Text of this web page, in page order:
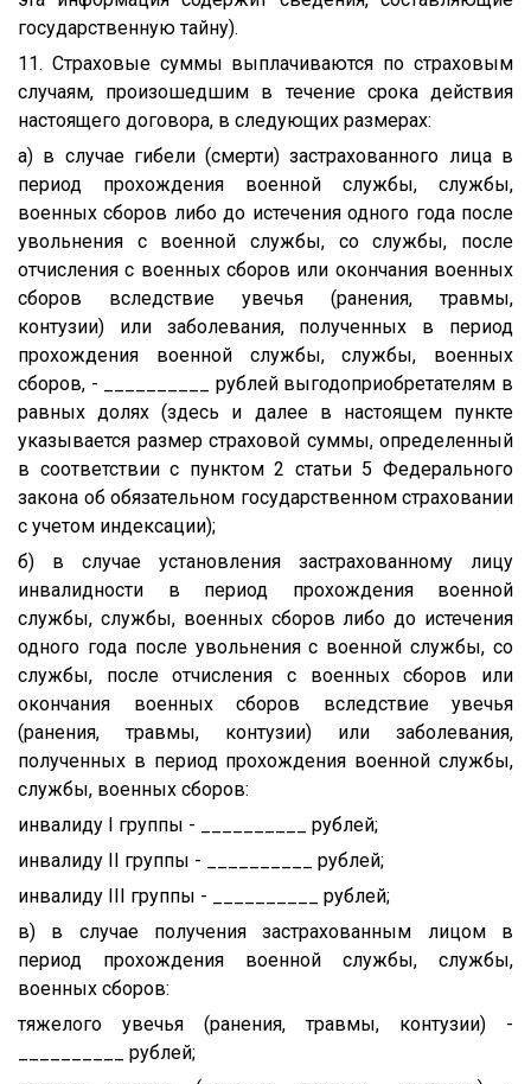
государственную тайну).
11. Страховые суммы выплачиваются по страховым
случаям, произошедшим в течение срока действия
настоящего договора, в следующих размерах:
а) в случае гибели (смерти) застрахованного лица в
период прохождения военной службы, службы,
военных сборов либо до истечения одного года после
увольнения с военной службы, со службы, после
отчисления с военных сборов или окончания военных
сборов вследствие увечья (ранения, травмы,
контузии) или заболевания, полученных в период
прохождения военной службы, службы, военных
сборов, - __________ рублей выгодоприобретателям в
равных долях (здесь и далее в настоящем пункте
указывается размер страховой суммы, определенный
в соответствии с пунктом 2 статьи 5 Федерального
закона об обязательном государственном страховании
с учетом индексации);
б) в случае установления застрахованному лицу
инвалидности в период прохождения военной
службы, службы, военных сборов либо до истечения
одного года после увольнения с военной службы, со
службы, после отчисления с военных сборов или
окончания военных сборов вследствие увечья
(ранения, травмы, контузии) или заболевания,
полученных в период прохождения военной службы,
службы, военных сборов:
инвалиду I группы - __________ рублей;
инвалиду II группы - __________ рублей;
инвалиду III группы - __________ рублей;
в) в случае получения застрахованным лицом в
период прохождения военной службы, службы,
военных сборов:
тяжелого увечья (ранения, травмы, контузии) -
__________ рублей;